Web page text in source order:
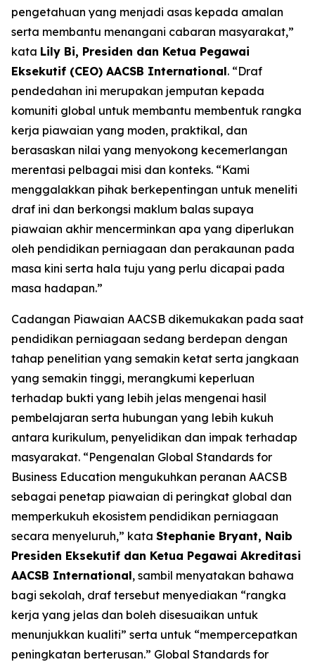
pengetahuan yang menjadi asas kepada amalan
serta membantu menangani cabaran masyarakat,”
kata Lily Bi, Presiden dan Ketua Pegawai
Eksekutif (CEO) AACSB International. “Draf
pendedahan ini merupakan jemputan kepada
komuniti global untuk membantu membentuk rangka
kerja piawaian yang moden, praktikal, dan
berasaskan nilai yang menyokong kecemerlangan
merentasi pelbagai misi dan konteks. “Kami
menggalakkan pihak berkepentingan untuk meneliti
draf ini dan berkongsi maklum balas supaya
piawaian akhir mencerminkan apa yang diperlukan
oleh pendidikan perniagaan dan perakaunan pada
masa kini serta hala tuju yang perlu dicapai pada
masa hadapan.”
Cadangan Piawaian AACSB dikemukakan pada saat
pendidikan perniagaan sedang berdepan dengan
tahap penelitian yang semakin ketat serta jangkaan
yang semakin tinggi, merangkumi keperluan
terhadap bukti yang lebih jelas mengenai hasil
pembelajaran serta hubungan yang lebih kukuh
antara kurikulum, penyelidikan dan impak terhadap
masyarakat. “Pengenalan Global Standards for
Business Education mengukuhkan peranan AACSB
sebagai penetap piawaian di peringkat global dan
memperkukuh ekosistem pendidikan perniagaan
secara menyeluruh,” kata Stephanie Bryant, Naib
Presiden Eksekutif dan Ketua Pegawai Akreditasi
AACSB International, sambil menyatakan bahawa
bagi sekolah, draf tersebut menyediakan “rangka
kerja yang jelas dan boleh disesuaikan untuk
menunjukkan kualiti” serta untuk “mempercepatkan
peningkatan berterusan.” Global Standards for